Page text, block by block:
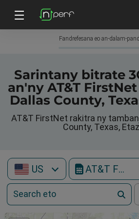
Fandrefesana eo an-dalam-
Sarintany bitrate
an'ny AT&T
Dallas County,
AT&T FirstNet rakitra ny
County, Texas,
US AT&T FirstNet